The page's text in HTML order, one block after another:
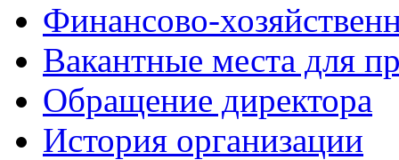
Финансово-
Вакантные места для
Обращение директора
История организации